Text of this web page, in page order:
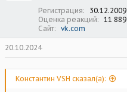
Регистрация 30.12.2009
Оценка реакций
11 889
Сайт
vk.com
20.10.2024
Константин VSH сказал(а):